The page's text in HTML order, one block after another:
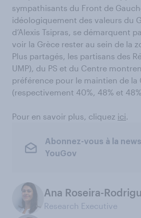
sympathisants du Front de
idéologiquement des valeurs du
d’Alexis Tsipras, se démarquent
voir la Grèce rester au sein de la
Plus partagés, les partisans des
UMP), du PS et du Centre
préférence pour le maintien de la
(respectivement 40%, 48% et
Pour en savoir plus, cliquez ici.
Abonnez-vous à la
YouGov
Ana Roseira-
Research Executive